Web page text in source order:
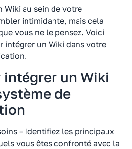
Wiki au sein de votre
intimidante, mais cela
vous ne le pensez. Voici
intégrer un Wiki dans votre
intégrer un Wiki
de
– Identifiez les principaux
vous êtes confronté avec la